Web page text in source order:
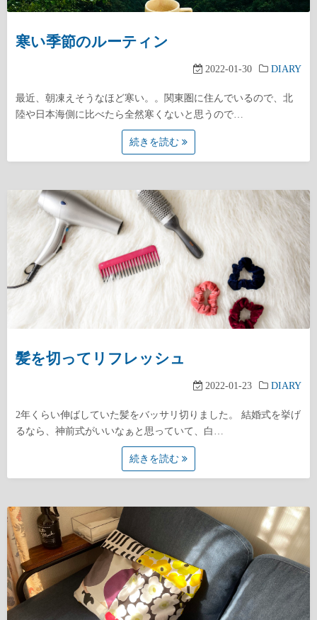
寒い季節のルーティン
2022-01-30 DIARY
最近、朝凍えそうなほど寒い。。関東圏に住んでいるので、北
陸や日本海側に比べたら全然寒くないと思うので…
続きを読む
髪を切ってリフレッシュ
2022-01-23 DIARY
2年くらい伸ばしていた髪をバッサリ切りました。 結婚式を挙げ
るなら、神前式がいいなぁと思っていて、白…
続きを読む